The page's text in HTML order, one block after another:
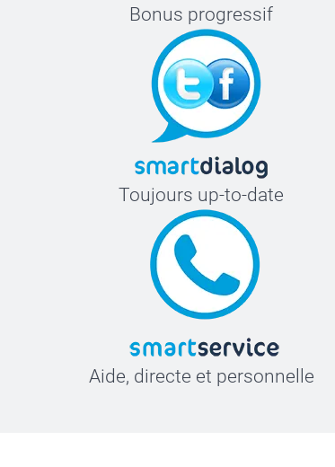
Bonus progressif
Toujours up-to-date
Aide, directe et personnelle